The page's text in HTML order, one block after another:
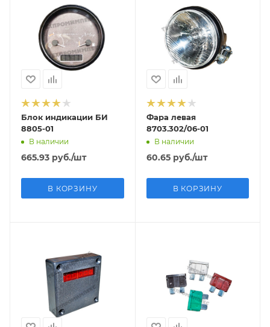
Блок индикации БИ
8805-01
В наличии
665.93 руб./шт
В КОРЗИНУ
Фара левая
8703.302/06-01
В наличии
60.65руб./шт
В КОРЗИНУ